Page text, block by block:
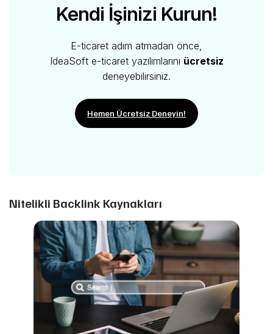
Kendi İşinizi Kurun!
E-ticaret adım atmadan önce,
IdeaSoft e-ticaret yazılımlarını ücretsiz
deneyebilirsiniz.
Hemen Ücretsiz Deneyin!
Nitelikli Backlink Kaynakları